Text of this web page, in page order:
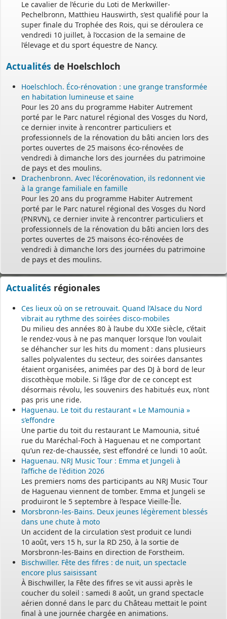
Le cavalier de l’écurie du Loti de Merkwiller-
Pechelbronn, Matthieu Hauswirth, s’est qualifié pour la
super finale du Trophée des Rois, qui se déroulera ce
vendredi 10 juillet, à l’occasion de la semaine de
l’élevage et du sport équestre de Nancy.
Actualités de Hoelschloch
Hoelschloch. Éco-rénovation : une grange transformée
en habitation lumineuse et saine
Pour les 20 ans du programme Habiter Autrement
porté par le Parc naturel régional des Vosges du Nord,
ce dernier invite à rencontrer particuliers et
professionnels de la rénovation du bâti ancien lors des
portes ouvertes de 25 maisons éco-rénovées de
vendredi à dimanche lors des journées du patrimoine
de pays et des moulins.
Drachenbronn. Avec l'écorénovation, ils redonnent vie
à la grange familiale en famille
Pour les 20 ans du programme Habiter Autrement
porté par le Parc naturel régional des Vosges du Nord
(PNRVN), ce dernier invite à rencontrer particuliers et
professionnels de la rénovation du bâti ancien lors des
portes ouvertes de 25 maisons éco-rénovées de
vendredi à dimanche lors des journées du patrimoine
de pays et des moulins.
Actualités régionales
Ces lieux où on se retrouvait. Quand l’Alsace du Nord
vibrait au rythme des soirées disco-mobiles
Du milieu des années 80 à l’aube du XXIe siècle, c’était
le rendez-vous à ne pas manquer lorsque l’on voulait
se déhancher sur les hits du moment : dans plusieurs
salles polyvalentes du secteur, des soirées dansantes
étaient organisées, animées par des DJ à bord de leur
discothèque mobile. Si l’âge d’or de ce concept est
désormais révolu, les souvenirs des habitués eux, n’ont
pas pris une ride.
Haguenau. Le toit du restaurant « Le Mamounia »
s’effondre
Une partie du toit du restaurant Le Mamounia, situé
rue du Maréchal-Foch à Haguenau et ne comportant
qu’un rez-de-chaussée, s’est effondré ce lundi 10 août.
Haguenau. NRJ Music Tour : Emma et Jungeli à
l’affiche de l'édition 2026
Les premiers noms des participants au NRJ Music Tour
de Haguenau viennent de tomber. Emma et Jungeli se
produiront le 5 septembre à l’espace Vieille-Île.
Morsbronn-les-Bains. Deux jeunes légèrement blessés
dans une chute à moto
Un accident de la circulation s’est produit ce lundi
10 août, vers 15 h, sur la RD 250, à la sortie de
Morsbronn-les-Bains en direction de Forstheim.
Bischwiller. Fête des fifres : de nuit, un spectacle
encore plus saisissant
À Bischwiller, la Fête des fifres se vit aussi après le
coucher du soleil : samedi 8 août, un grand spectacle
aérien donné dans le parc du Château mettait le point
final à une journée chargée en animations.